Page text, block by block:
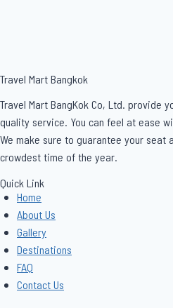
Travel Mart Bangkok
Travel Mart BangKok Co, Ltd. provide
quality service. You can feel at ease
We make sure to guarantee your seat
crowdest time of the year.
Quick Link
MenuHome
About Us
Gallery
Destinations
FAQ
Contact Us